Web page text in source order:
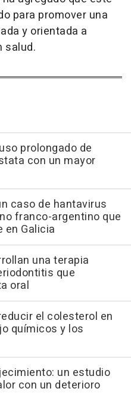
para promover una
y orientada a
salud.
prolongado de
con un mayor
caso de hantavirus
franco-argentino que
en Galicia
una terapia
que
oral
el colesterol en
químicos y los
un estudio
con un deterioro